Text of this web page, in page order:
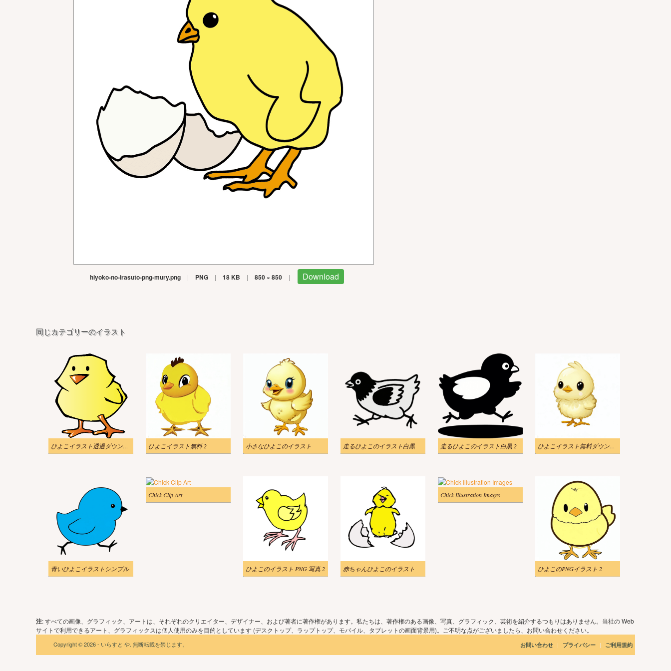
hiyoko-no-irasuto-png-mury.png | PNG | 18 KB | 850 × 850 | Download
同じカテゴリーのイラスト
ひよこイラスト透過ダウンロード ひよこイラスト無料 ​2 小さなひよこのイラスト 走るひよこのイラスト白黒 走るひよこのイラスト白黒 2 ひよこイラスト無料ダウンロード
青いひよこイラストシンプル
Chick Clip Art
ひよこのイラスト PNG 写真 2 赤ちゃんひよこのイラスト
Chick Illustration Images
ひよこのPNGイラスト 2
注: すべての画像、グラフィック、アートは、それぞれのクリエイター、デザイナー、および著者に著作権があります。私たちは、著作権のある画像、写真、グラフィック、芸術を紹介するつもりはありません。当社の Web
サイトで利用できるアート、グラフィックスは個人使用のみを目的としています (デスクトップ、ラップトップ、モバイル、タブレットの画面背景用)。ご不明な点がございましたら、お問い合わせください。
Copyright © 2026 - いらすと や. 無断転載を禁じます。 お問い合わせ | プライバシー | ご利用規約